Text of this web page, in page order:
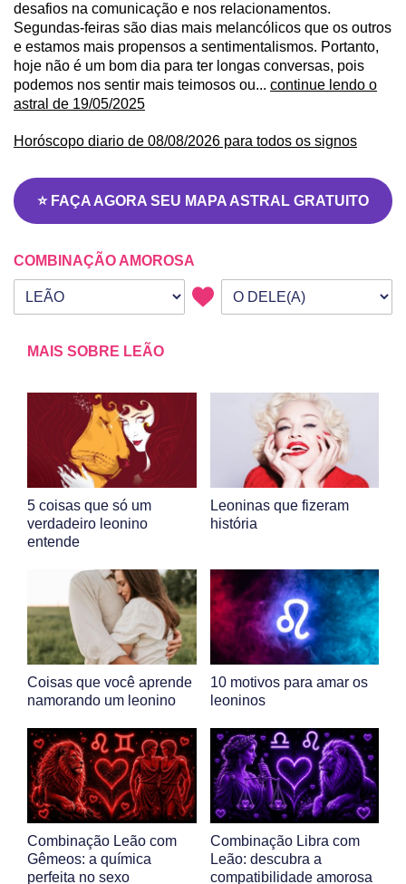
desafios na comunicação e nos relacionamentos.
Segundas-feiras são dias mais melancólicos que os outros
e estamos mais propensos a sentimentalismos. Portanto,
hoje não é um bom dia para ter longas conversas, pois
podemos nos sentir mais teimosos ou... continue lendo o
astral de 19/05/2025
Horóscopo diario de 08/08/2026 para todos os signos
⭐ FAÇA AGORA SEU MAPA ASTRAL GRATUITO
COMBINAÇÃO AMOROSA
Seu signo
Signo da outra pessoa
MAIS SOBRE LEÃO
5 coisas que só um
verdadeiro leonino
entende
Leoninas que fizeram
história
Coisas que você aprende
namorando um leonino
10 motivos para amar os
leoninos
Combinação Leão com
Gêmeos: a química
perfeita no sexo
Combinação Libra com
Leão: descubra a
compatibilidade amorosa